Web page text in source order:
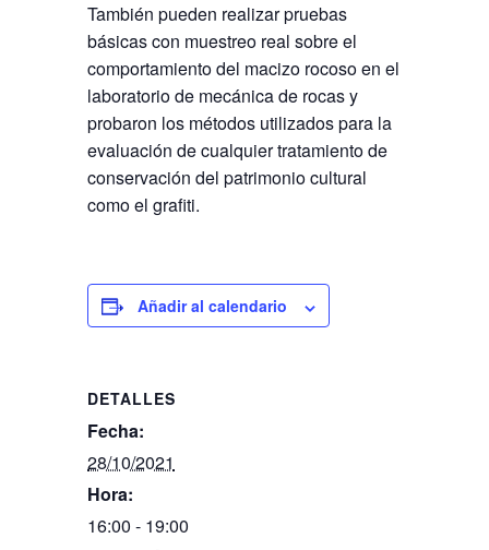
También pueden realizar pruebas
básicas con muestreo real sobre el
comportamiento del macizo rocoso en el
laboratorio de mecánica de rocas y
probaron los métodos utilizados para la
evaluación de cualquier tratamiento de
conservación del patrimonio cultural
como el grafiti.
Añadir al calendario
DETALLES
Fecha:
28/10/2021
Hora:
16:00 - 19:00